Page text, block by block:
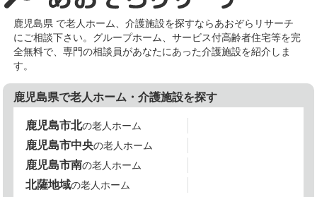
鹿児島県 で老人ホーム、介護施設を探すならあおぞらリサーチ
にご相談下さい。グループホーム、サービス付高齢者住宅等を完
全無料で、専門の相談員があなたにあった介護施設を紹介しま
す。
鹿児島県で老人ホーム・介護施設を探す
鹿児島市北の老人ホーム
鹿児島市中央の老人ホーム
鹿児島市南の老人ホーム
北薩地域の老人ホーム